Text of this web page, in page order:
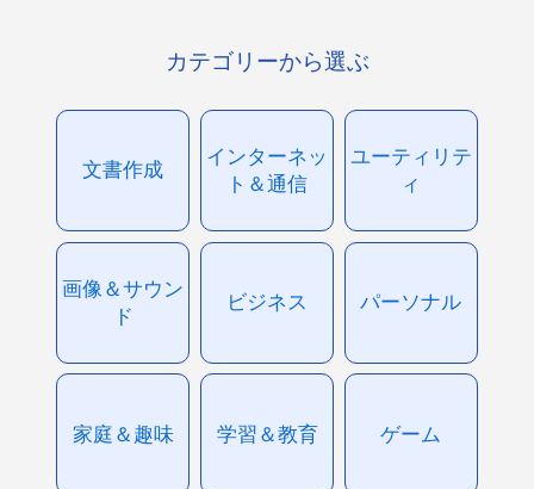
カテゴリーから選ぶ
文書作成
インターネッ
ト＆通信
ユーティリテ
ィ
画像＆サウン
ド
ビジネス パーソナル
家庭＆趣味 学習＆教育 ゲーム